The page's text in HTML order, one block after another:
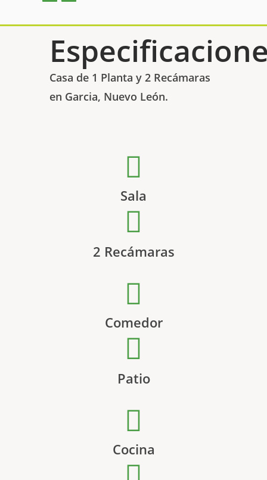
Casa de 1 Planta y 2 Recámaras
en Garcia, Nuevo León.
Sala
2 Recámaras
Comedor
Patio
Cocina